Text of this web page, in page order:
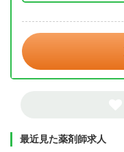
最近見た薬剤師求人